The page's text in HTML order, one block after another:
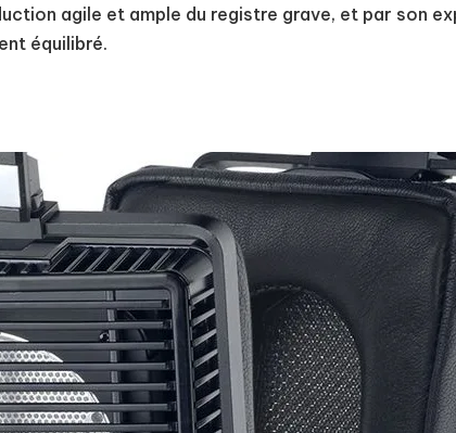
agile et ample du registre grave, et par son
équilibré.